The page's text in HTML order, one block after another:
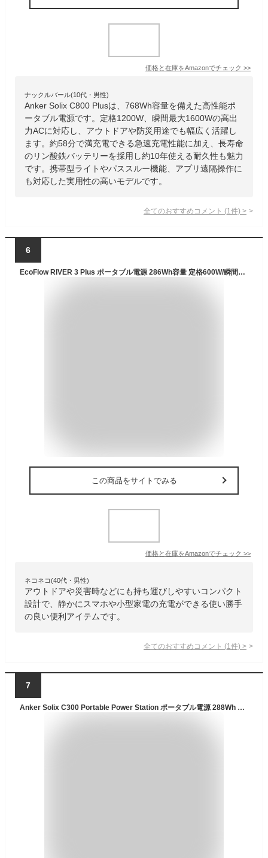
価格と在庫をAmazonでチェック >>
ナックルバール(10代・男性)
Anker Solix C800 Plusは、768Wh容量を備えた高性能ポ
ータブル電源です。定格1200W、瞬間最大1600Wの高出
力ACに対応し、アウトドアや防災用途でも幅広く活躍し
ます。約58分で満充電できる急速充電性能に加え、長寿命
のリン酸鉄バッテリーを採用し約10年使える耐久性も魅力
です。携帯型ライトやパススルー機能、アプリ遠隔操作に
も対応した実用性の高いモデルです。
全てのおすすめコメント (1 件) >
6
EcoFlow RIVER 3 Plus ポータブル電源 286Wh容量 定格600W/瞬間最大1200W 60時間フル充電 拡張バッテリー対応（別売り） UPS機能10ms リン酸鉄リチウムイオン電池 長寿命 コンパクト 軽量 30dB静音 X-guard電池保護 純正弦波 アプリ操作 家庭用 蓄電池 防災対策 停電対策 節電対策
この商品をサイトでみる
価格と在庫をAmazonでチェック >>
ネコネコ(40代・男性)
アウトドアや災害時などにも持ち運びしやすいコンパクト
設計で、静かにスマホや小型家電の充電ができる使い勝手
の良い便利アイテムです。
全てのおすすめコメント (1 件) >
7
Anker Solix C300 Portable Power Station ポータブル電源 288Wh 小型軽量 1.1時間満充電 高出力AC ストラップ付属 リン酸鉄 蓄電池 ポータブルバッテリー ソーラーパネル対応 キャンプ アウトドア 車中泊 停